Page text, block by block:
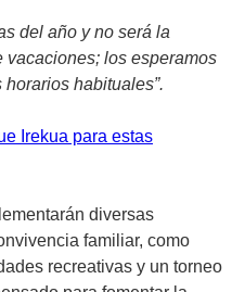
del año y no será la
vacaciones; los esperamos
habituales”.
Irekua para estas
diversas
familiar, como
recreativas y un torneo